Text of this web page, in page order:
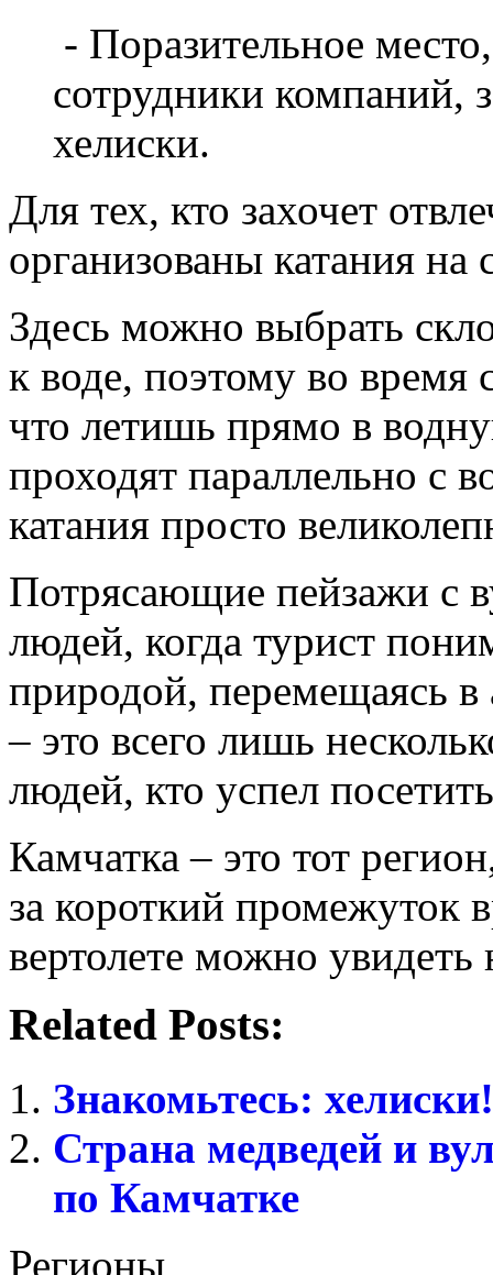
- Поразительное
сотрудники компаний,
хелиски.
Для тех, кто захочет
организованы катания на
Здесь можно выбрать
к воде, поэтому во время
что летишь прямо в
проходят параллельно с
катания просто
Потрясающие пейзажи с
людей, когда турист
природой, перемещаясь
– это всего лишь
людей, кто успел
Камчатка – это тот
за короткий
вертолете можно
Related Posts:
Знакомьтесь: хелиски!
Страна медведей и
по Камчатке
Регионы